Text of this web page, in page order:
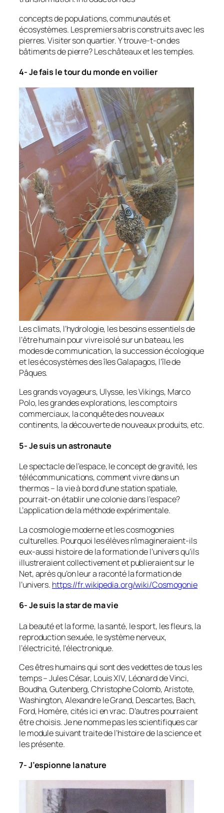
concepts de populations, communautés et
écosystèmes. Les premiers abris construits avec les
pierres. Visiter son quartier. Y trouve-t-on des
bâtiments de pierre? Les châteaux et les temples.
4- Je fais le tour du monde en voilier
Les climats, l’hydrologie, les besoins essentiels de
l’être humain pour vivre isolé sur un bateau, les
modes de communication, la succession écologique
et les écosystèmes des îles Galapagos, l’île de
Pâques.
Les grands voyageurs, Ulysse, les Vikings, Marco
Polo, les grandes explorations, les comptoirs
commerciaux, la conquête des nouveaux
continents, la découverte de nouveaux produits, etc.
5- Je suis un astronaute
Le spectacle de l’espace, le concept de gravité, les
télécommunications, comment vivre dans un
thermos – la vie à bord d’une station spatiale,
pourrait-on établir une colonie dans l’espace?
L’application de la méthode expérimentale.
La cosmologie moderne et les cosmogonies
culturelles. Pourquoi les élèves n’imagineraient-ils
eux-aussi histoire de la formation de l’univers qu’ils
illustreraient collectivement et publieraient sur le
Net, après qu’on leur a raconté la formation de
l’univers. https://fr.wikipedia.org/wiki/Cosmogonie
6- Je suis la star de ma vie
La beauté et la forme, la santé, le sport, les fleurs, la
reproduction sexuée, le système nerveux,
l’électricité, l’électronique.
Ces êtres humains qui sont des vedettes de tous les
temps – Jules César, Louis XIV, Léonard de Vinci,
Boudha, Gutenberg, Christophe Colomb, Aristote,
Washington, Alexandre le Grand, Descartes, Bach,
Ford, Homère, cités ici en vrac. D’autres pourraient
être choisis. Je ne nomme pas les scientifiques car
le module suivant traite de l’histoire de la science et
les présente.
7- J’espionne la nature